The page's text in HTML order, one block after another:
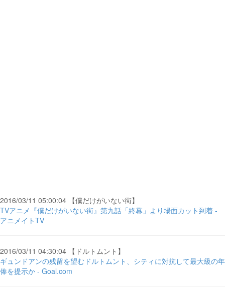
2016/03/11 05:00:04 【僕だけがいない街】
TVアニメ『僕だけがいない街』第九話「終幕」より場面カット到着 -
アニメイトTV
2016/03/11 04:30:04 【ドルトムント】
ギュンドアンの残留を望むドルトムント、シティに対抗して最大級の年
俸を提示か - Goal.com